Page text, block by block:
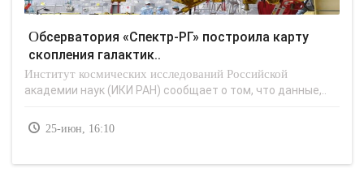
Обсерватория «Спектр-РГ» построила карту
скопления галактик..
Институт космических исследований Российской
академии наук (ИКИ РАН) сообщает о том, что данные,..
25-июн, 16:10